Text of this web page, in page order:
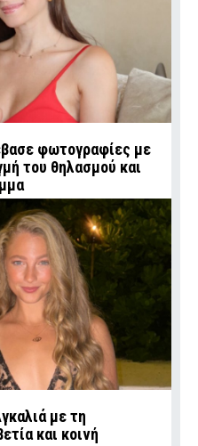
φωτογραφίες με
του θηλασμού και
με τη
και κοινή